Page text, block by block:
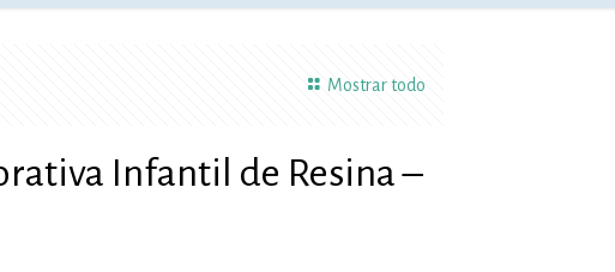
Mostrar todo
Infantil de Resina –